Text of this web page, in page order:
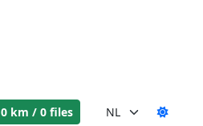
0 km / 0 files